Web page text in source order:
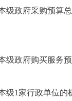
府采购预算总
政府购买服务预
1家行政单位的